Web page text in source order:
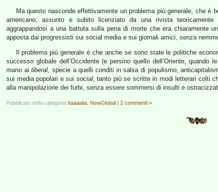
Ma questo nasconde effettivamente un problema più generale, che è
americano, assunto e subito licenziato da una rivista teoricamente
aggrappandosi a una battuta sulla pena di morte che era chiaramente
apposta dai progressisti sui social media e sui giornali amici, senza
Il problema più generale è che anche se sono state le politiche
successo globale dell’Occidente (e persino quello dell’Oriente, quando
mano ailiberal, specie a quelli conditi in salsa di populismo,
sui media popolari e sui social, tanto più se scritte in modi letterari colti
alla manipolazione dei furbi, senza essere sommersi di insulti e
Pubblicato nella categoria Itaaaalia NewGlobal | 2 commenti »